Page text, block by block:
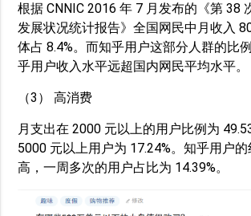
根据 CNNIC 2016 年 7 月发布的《第 38
发展状况统计报告》全国网民中月收入
体占 8.4%。而知乎用户这部分人群的比
乎用户收入水平远超国内网民平均水平。
（3） 高消费
月支出在 2000 元以上的用户比例为
5000 元以上用户为 17.24%。知乎用户
高，一周多次的用户占比为 14.39%。